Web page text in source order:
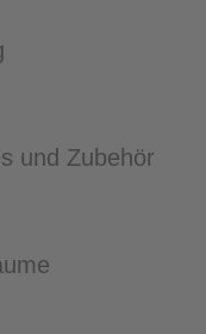
und Zubehör